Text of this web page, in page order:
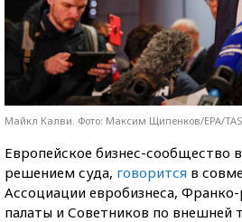
Майкл Калви. Фото: Максим Щипенков/EPA/
Европейское бизнес-сообщество
решением суда, говорится в
Ассоциации евробизнеса,
палаты и Советников по внешней